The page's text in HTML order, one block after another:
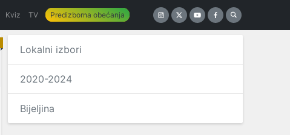
Kviz TV Predizborna obećanja
Lokalni izbori
2020-2024
Bijeljina